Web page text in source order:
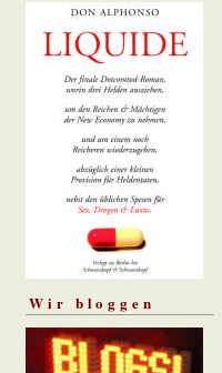
Wir bloggen